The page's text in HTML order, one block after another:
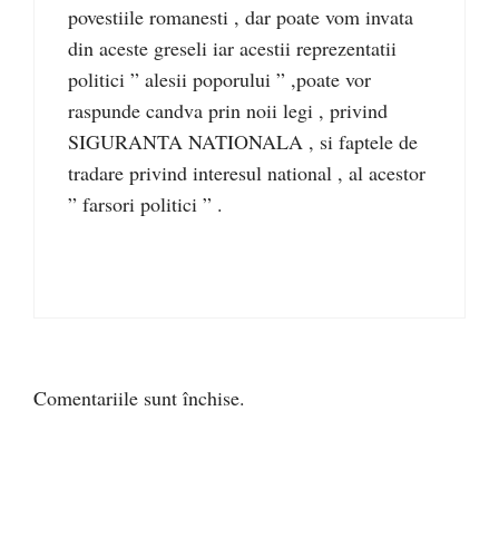
povestiile romanesti , dar poate vom invata
din aceste greseli iar acestii reprezentatii
politici ” alesii poporului ” ,poate vor
raspunde candva prin noii legi , privind
SIGURANTA NATIONALA , si faptele de
tradare privind interesul national , al acestor
” farsori politici ” .
Comentariile sunt închise.